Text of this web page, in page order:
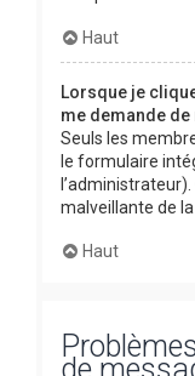
Haut
Lorsque je
me demande
Seuls les
le formulaire
malveillante de
Haut